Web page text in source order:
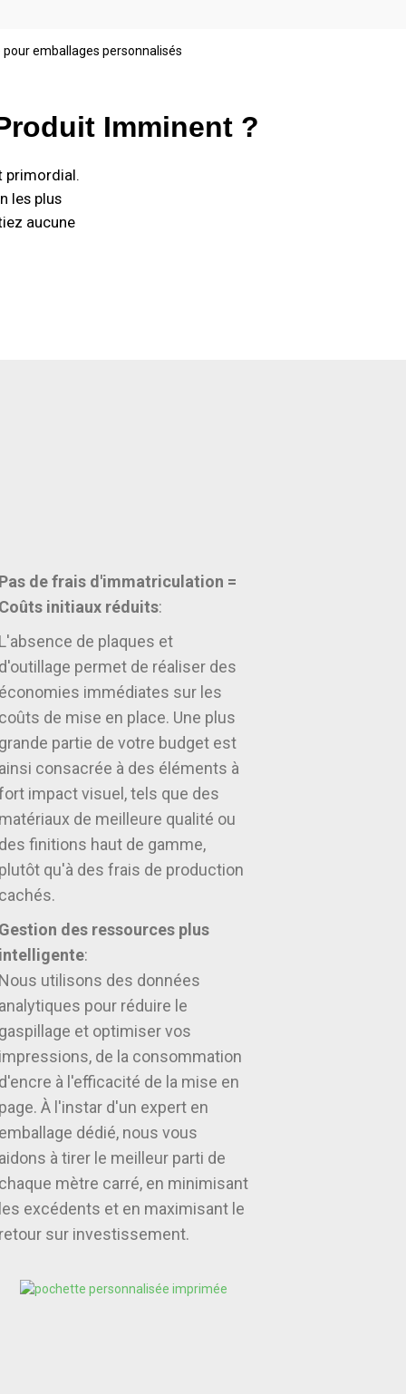
Imminent ?
primordial.
les plus
aucune
de frais d'immatriculation =
initiaux réduits:
de plaques et
permet de réaliser des
immédiates sur les
de mise en place. Une plus
partie de votre budget est
consacrée à des éléments à
impact visuel, tels que des
de meilleure qualité ou
finitions haut de gamme,
qu'à des frais de production
des ressources plus
:
utilisons des données
pour réduire le
et optimiser vos
de la consommation
à l'efficacité de la mise en
À l'instar d'un expert en
dédié, nous vous
à tirer le meilleur parti de
mètre carré, en minimisant
excédents et en maximisant le
sur investissement.